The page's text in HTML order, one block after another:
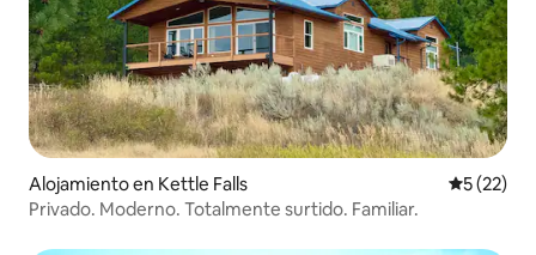
Alojamiento en Kettle Falls
5 (22)
Privado. Moderno. Totalmente surtido. Familiar.